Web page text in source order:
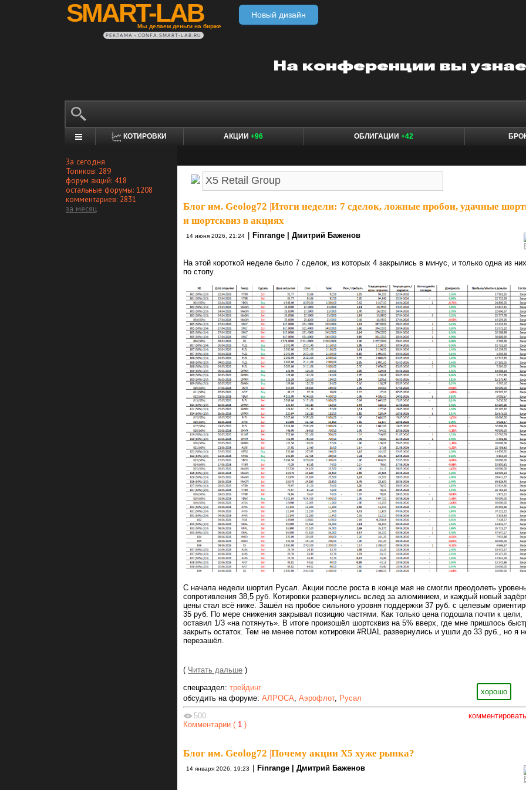
SMART-LAB
Мы делаем деньги на бирже
Новый дизайн
РЕКЛАМА • CONFA.SMART-LAB.RU
КОТИРОВКИ АКЦИИ +96 ОБЛИГАЦИИ +42
За сегодня
Топиков: 289
форум акций: 418
остальные форумы: 1208
комментариев: 2831
за месяц
Блог им. Geolog72 Итоги недели: 7 сделок, ложные пробои, удачные
и шортсквиз в акциях
14 июня 2026, 21:24 Finrange | Дмитрий Баженов
На этой короткой неделе было 7 сделок, из которых 4 закрылись в минус, и только одна из
по стопу.
С начала недели шортил Русал. Акции после роста в конце мая не смогли преодолеть
сопротивления 38,5 руб. Котировки развернулись вслед за алюминием, и каждый новый
цены стал всё ниже. Зашёл на пробое сильного уровня поддержки 37 руб. с целевым
35 руб. По мере снижения закрывал позицию частями. Как только цена подошла почти к цели,
оставил 1/3 «на потянуть». В итоге произошёл шортсквиз на 5% вверх, где мне пришлось
закрыть остаток. Тем не менее потом котировки #RUAL развернулись и ушли до 33 руб., но я
перезашёл.
( Читать дальше )
хорошо
спецраздел: трейдинг
обсудить на форуме: АЛРОСА Аэрофлот, Русал
комментировать
500
Комментарии ( 1 )
Блог им. Geolog72 Почему акции X5 хуже рынка?
14 января 2026, 19:23 Finrange | Дмитрий Баженов